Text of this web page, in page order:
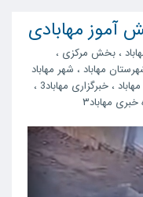
آموز مهابادی
، بخش مرکزی ،
مهاباد ، شهر مهاباد
، خبرگزاری مهاباد3 ،
خبری مهاباد۳